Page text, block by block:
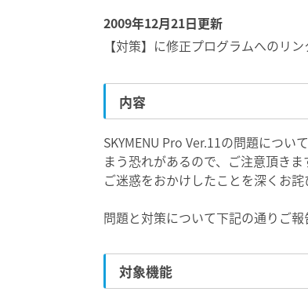
2009年12月21日更新
【対策】に修正プログラムへのリン
内容
SKYMENU Pro Ver.11の問題につ
まう恐れがあるので、ご注意頂きま
ご迷惑をおかけしたことを深くお
問題と対策について下記の通りご報
対象機能